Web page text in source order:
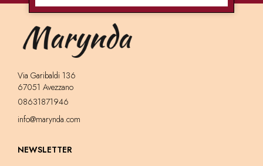
Via Garibaldi 136
67051 Avezzano
08631871946
info@marynda.com
NEWSLETTER